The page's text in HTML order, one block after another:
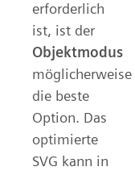
erforderlich
ist, ist der
Objektmodus
möglicherweise
die beste
Option. Das
optimierte
SVG kann in